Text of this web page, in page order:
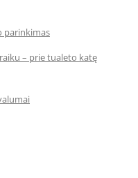
parinkimas
– prie tualeto katę